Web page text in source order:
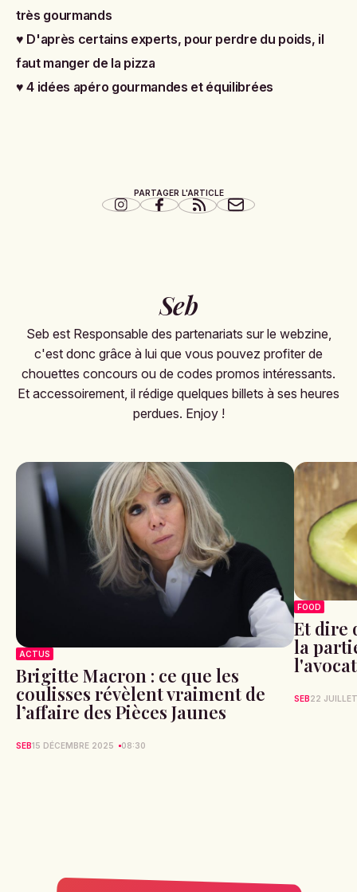
très gourmands
♥ D'après certains experts, pour perdre du poids, il
faut manger de la pizza
♥4 idées apéro gourmandes et équilibrées
PARTAGER L'ARTICLE
Seb
Seb est Responsable des partenariats sur le webzine,
c'est donc grâce à lui que vous pouvez profiter de
chouettes concours ou de codes promos intéressants.
Et accessoirement, il rédige quelques billets à ses heures
perdues. Enjoy !
ACTUS
Brigitte Macron : ce que les
coulisses révèlent vraiment de
l’affaire des Pièces Jaunes
SEB15 DÉCEMBRE 2025 08:30
FOOD
Et dire
la
l'avocat
SEB22